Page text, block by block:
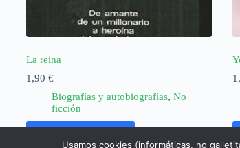
La reina
1,90 €
Biografías y autobiografías, No
ficción
Usamos cookies (informáticas, no